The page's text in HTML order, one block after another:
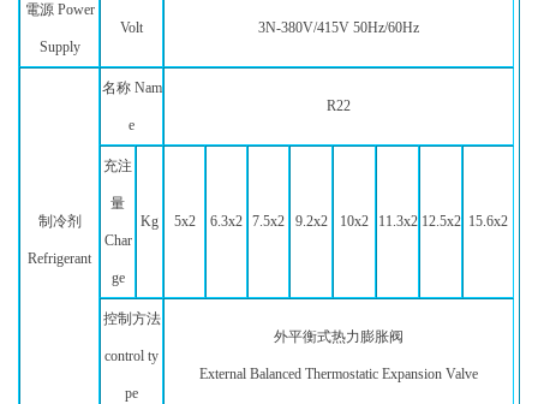
電源 Power
Supply
Volt 3N-380V/415V 50Hz/60Hz
制冷剂
Refrigerant
名称 Nam
e
R22
充注
量
Char
ge
Kg 5x2 6.3x2 7.5x2 9.2x2 10x2 11.3x2 12.5x2 15.6x2
控制方法
control ty
pe
外平衡式热力膨胀阀
External Balanced Thermostatic Expansion Valve